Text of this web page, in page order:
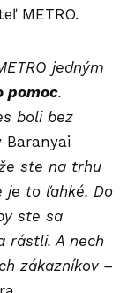
METRO.
jedným
pomoc.
boli bez
Baranyai
ste na trhu
to ľahké. Do
ste sa
rástli. A nech
zákazníkov –